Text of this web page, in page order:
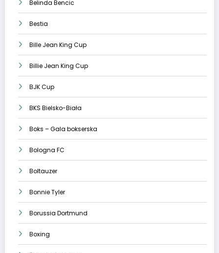
Belinda Bencic
Bestia
Bille Jean King Cup
Billie Jean King Cup
BJK Cup
BKS Bielsko-Biała
Boks – Gala bokserska
Bologna FC
Boltauzer
Bonnie Tyler
Borussia Dortmund
Boxing